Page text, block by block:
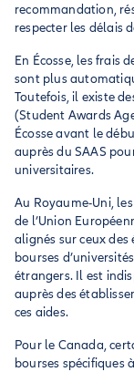
recommandation,
respecter les délais
En Écosse, les frais
sont plus
Toutefois, il existe
(Student Awards
Écosse avant le
auprès du SAAS
universitaires.
Au Royaume-Uni,
de l’Union
alignés sur ceux
bourses
étrangers. Il est
auprès des
ces aides.
Pour le Canada,
bourses